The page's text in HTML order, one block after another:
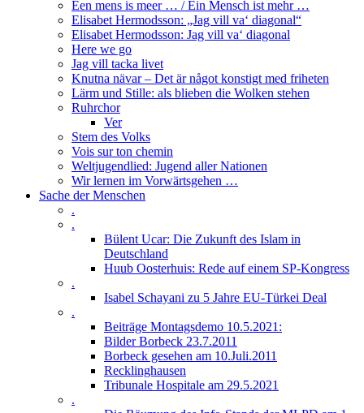
Een mens is meer … / Ein Mensch ist mehr …
Elisabet Hermodsson: „Jag vill va‘ diagonal“
Elisabet Hermodsson: Jag vill va‘ diagonal
Here we go
Jag vill tacka livet
Knutna nävar – Det är något konstigt med friheten
Lärm und Stille: als blieben die Wolken stehen
Ruhrchor
Ver
Stem des Volks
Vois sur ton chemin
Weltjugendlied: Jugend aller Nationen
Wir lernen im Vorwärtsgehen …
Sache der Menschen
.
.
Bülent Ucar: Die Zukunft des Islam in
Deutschland
Huub Oosterhuis: Rede auf einem SP-Kongress
.
Isabel Schayani zu 5 Jahre EU-Türkei Deal
.
Beiträge Montagsdemo 10.5.2021:
Bilder Borbeck 23.7.2011
Borbeck gesehen am 10.Juli.2011
Recklinghausen
Tribunale Hospitale am 29.5.2021
.